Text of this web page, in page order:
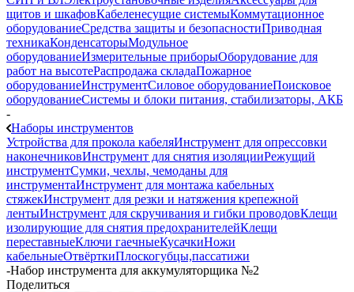
щитов и шкафовКабеленесущие системыКоммутационное
оборудованиеСредства защиты и безопасностиПриводная
техникаКонденсаторыМодульное
оборудованиеИзмерительные приборыОборудование для
работ на высотеРаспродажа складаПожарное
оборудованиеИнструментСиловое оборудованиеПоисковое
оборудованиеСистемы и блоки питания, стабилизаторы, АКБ
-
Наборы инструментов
Устройства для прокола кабеляИнструмент для опрессовки
наконечниковИнструмент для снятия изоляцииРежущий
инструментСумки, чехлы, чемоданы для
инструментаИнструмент для монтажа кабельных
стяжекИнструмент для резки и натяжения крепежной
лентыИнструмент для скручивания и гибки проводовКлещи
изолирующие для снятия предохранителейКлещи
переставныеКлючи гаечныеКусачкиНожи
кабельныеОтвёрткиПлоскогубцы,пассатижи
-Набор инструмента для аккумуляторщика №2
Поделиться